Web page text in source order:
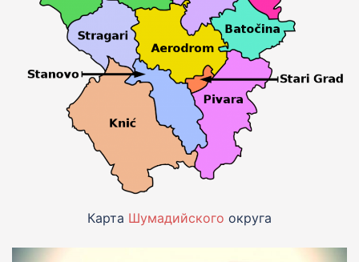
Карта Шумадийского округа